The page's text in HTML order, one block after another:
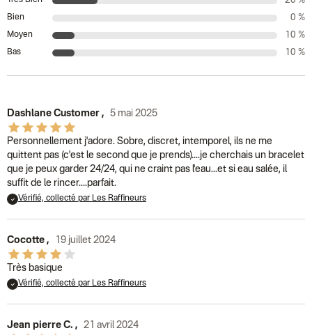
Bien 0 %
Moyen 10 %
Bas 10 %
Dashlane Customer , 5 mai 2025
Personnellement j'adore. Sobre, discret, intemporel, ils ne me
quittent pas (c'est le second que je prends)....je cherchais un bracelet
que je peux garder 24/24, qui ne craint pas l'eau...et si eau salée, il
suffit de le rincer....parfait.
Vérifié, collecté par Les Raffineurs
Cocotte , 19 juillet 2024
Très basique
Vérifié, collecté par Les Raffineurs
Jean pierre C. , 21 avril 2024